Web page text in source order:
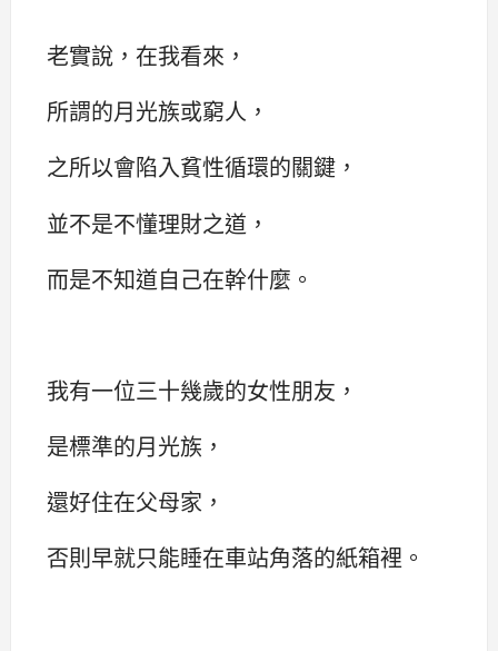
老實說，在我看來，
所謂的月光族或窮人，
之所以會陷入貧性循環的關鍵，
並不是不懂理財之道，
而是不知道自己在幹什麼。
我有一位三十幾歲的女性朋友，
是標準的月光族，
還好住在父母家，
否則早就只能睡在車站角落的紙箱裡。